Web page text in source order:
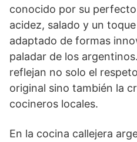
conocido por su
acidez, salado y un
adaptado de formas
paladar de los
reflejan no solo el
original sino también la
cocineros locales.
En la cocina callejera